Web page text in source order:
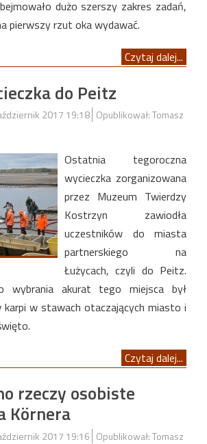
dużo szerszy zakres zadań,
pierwszy rzut oka wydawać.
Czytaj dalej...
do Peitz
2017 19:18 Opublikował: Tomasz
Ostatnia tegoroczna
wycieczka zorganizowana
przez Muzeum Twierdzy
Kostrzyn zawiodła
uczestników do miasta
partnerskiego na
Łużycach, czyli do Peitz.
wybrania akurat tego miejsca był
karpi w stawach otaczających miasto i
Czytaj dalej...
rzeczy osobiste
Körnera
2017 19:16 Opublikował: Tomasz